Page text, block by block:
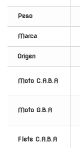
Peso
Marca
Origen
Moto C.A.B.A
Moto G.B.A
Flete C.A.B.A